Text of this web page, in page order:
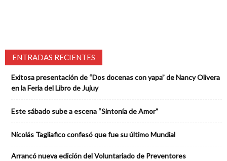
ENTRADAS RECIENTES
Exitosa presentación de “Dos docenas con yapa” de Nancy Olivera
en la Feria del Libro de Jujuy
Este sábado sube a escena “Sintonía de Amor”
Nicolás Tagliafico confesó que fue su último Mundial
Arrancó nueva edición del Voluntariado de Preventores